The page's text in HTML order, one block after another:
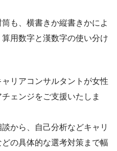
も、横書きか縦書きかによ
用数字と漢数字の使い分け
リアコンサルタントが女性
ェンジをご支援いたしま
から、自己分析などキャリ
の具体的な選考対策まで幅